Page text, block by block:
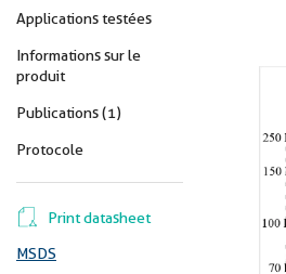
Applications testées
Informations sur le
produit
Publications (1)
Protocole
Print datasheet
MSDS